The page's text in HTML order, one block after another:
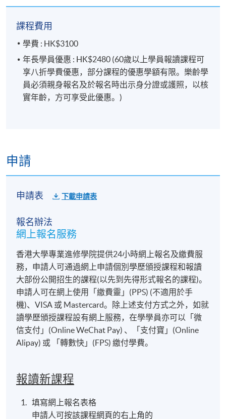
課程費用
學費 : HK$3100
年長學員優惠 : HK$2480 (60歲以上學員報讀課程可
享八折學費優惠，部分課程的優惠學額有限。樂齡學
員必須親身報名及於報名時出示身分證或護照，以核
實年齡，方可享受此優惠。)
申請
申請表 下載申請表
報名辦法
網上報名服務
香港大學專業進修學院提供24小時網上報名及繳費服
務，申請人可通過網上申請個別學歷頒授課程和報讀
大部份公開招生的課程(以先到先得形式報名的課程)。
申請人可在網上使用「繳費靈」(PPS) (不適用於手
機)、VISA 或 Mastercard。除上述支付方式之外，如就
讀學歷頒授課程設有網上服務，在學學員亦可以「微
信支付」(Online WeChat Pay) 、「支付寶」(Online
Alipay) 或 「轉數快」(FPS) 繳付學費。
報讀新課程
填寫網上報名表格
申請人可按該課程網頁的右上角的